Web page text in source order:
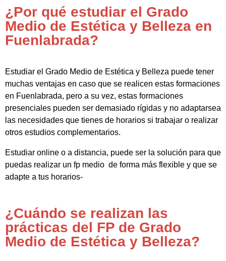
¿Por qué estudiar el Grado
Medio de Estética y Belleza en
Fuenlabrada?
Estudiar el Grado Medio de Estética y Belleza puede tener
muchas ventajas en caso que se realicen estas formaciones
en Fuenlabrada, pero a su vez, estas formaciones
presenciales pueden ser demasiado rígidas y no adaptarsea
las necesidades que tienes de horarios si trabajar o realizar
otros estudios complementarios.
Estudiar online o a distancia, puede ser la solución para que
puedas realizar un fp medio de forma más flexible y que se
adapte a tus horarios-
¿Cuándo se realizan las
prácticas del FP de Grado
Medio de Estética y Belleza?